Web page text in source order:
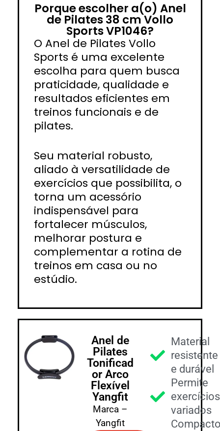
Porque escolher a(o) Anel
de Pilates 38 cm Vollo
Sports VP1046?
O Anel de Pilates Vollo
Sports é uma excelente
escolha para quem busca
praticidade, qualidade e
resultados eficientes em
treinos funcionais e de
pilates.
Seu material robusto,
aliado à versatilidade de
exercícios que possibilita, o
torna um acessório
indispensável para
fortalecer músculos,
melhorar postura e
complementar a rotina de
treinos em casa ou no
estúdio.
Anel de
Pilates
Tonificad
or Arco
Flexível
Yangfit
Marca –
Yangfit
Material
resistente
e durável
Permite
exercícios
variados